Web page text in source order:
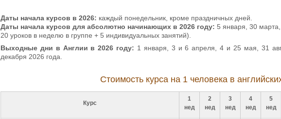
Даты начала курсов в 2026: каждый понедельник, кроме праздничных дней.
Даты начала курсов для абсолютно начинающих в 2026 году: 5 января, 30
20 уроков в неделю в группе + 5 индивидуальных занятий).
Выходные дни в Англии в 2026 году: 1 января, 3 и 6 апреля, 4 и 25 мая, 31
декабря 2026 года.
Стоимость курса на 1 человека в
Курс
1
нед
2
нед
3
нед
4
нед
5
нед